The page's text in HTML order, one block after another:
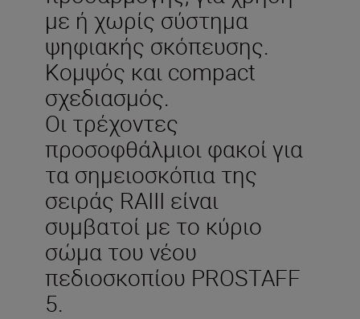
με ή χωρίς σύστημα
ψηφιακής σκόπευσης.
Κομψός και compact
σχεδιασμός.
Οι τρέχοντες
προσοφθάλμιοι φακοί για
τα σημειοσκόπια της
σειράς RAIII είναι
συμβατοί με το κύριο
σώμα του νέου
πεδιοσκοπίου PROSTAFF
5.